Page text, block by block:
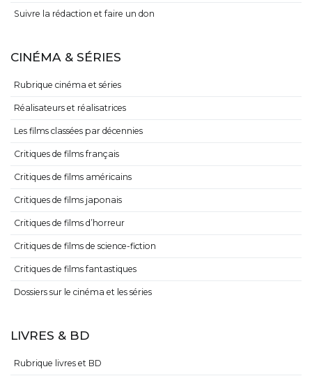
Suivre la rédaction et faire un don
CINÉMA & SÉRIES
Rubrique cinéma et séries
Réalisateurs et réalisatrices
Les films classées par décennies
Critiques de films français
Critiques de films américains
Critiques de films japonais
Critiques de films d’horreur
Critiques de films de science-fiction
Critiques de films fantastiques
Dossiers sur le cinéma et les séries
LIVRES & BD
Rubrique livres et BD